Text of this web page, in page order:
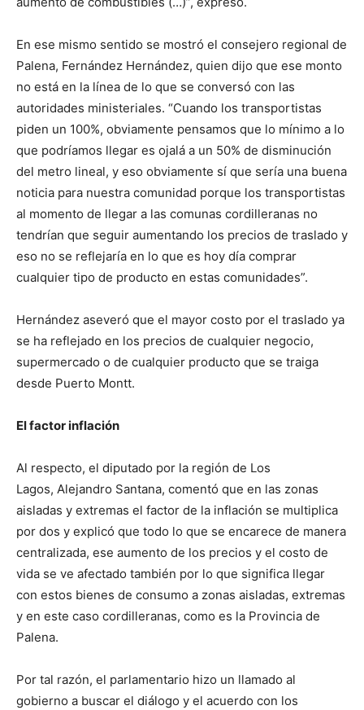
En ese mismo sentido se mostró el consejero regional de
Palena, Fernández Hernández, quien dijo que ese monto
no está en la línea de lo que se conversó con las
autoridades ministeriales. “Cuando los transportistas
piden un 100%, obviamente pensamos que lo mínimo a lo
que podríamos llegar es ojalá a un 50% de disminución
del metro lineal, y eso obviamente sí que sería una buena
noticia para nuestra comunidad porque los transportistas
al momento de llegar a las comunas cordilleranas no
tendrían que seguir aumentando los precios de traslado y
eso no se reflejaría en lo que es hoy día comprar
cualquier tipo de producto en estas comunidades”.
Hernández aseveró que el mayor costo por el traslado ya
se ha reflejado en los precios de cualquier negocio,
supermercado o de cualquier producto que se traiga
desde Puerto Montt.
El factor inflación
Al respecto, el diputado por la región de Los
Lagos, Alejandro Santana, comentó que en las zonas
aisladas y extremas el factor de la inflación se multiplica
por dos y explicó que todo lo que se encarece de manera
centralizada, ese aumento de los precios y el costo de
vida se ve afectado también por lo que significa llegar
con estos bienes de consumo a zonas aisladas, extremas
y en este caso cordilleranas, como es la Provincia de
Palena.
Por tal razón, el parlamentario hizo un llamado al
gobierno a buscar el diálogo y el acuerdo con los